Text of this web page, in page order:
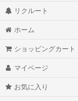
リクルート
ホーム
ショッピングカート
マイページ
お気に入り